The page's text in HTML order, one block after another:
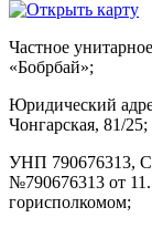
Частное
«Бобрбай»;
Юридический
Чонгарская, 81/25;
УНП 790676313,
№790676313 от
горисполкомом;